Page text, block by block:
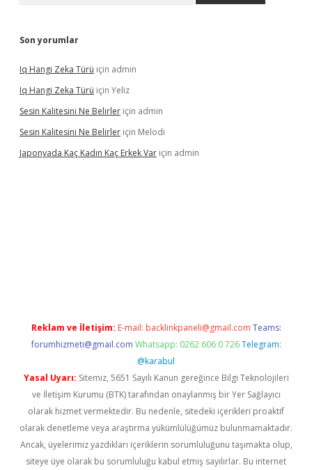
Son yorumlar
Iq Hangi Zeka Türü için admin
Iq Hangi Zeka Türü için Yeliz
Sesin Kalitesini Ne Belirler için admin
Sesin Kalitesini Ne Belirler için Melodi
Japonyada Kaç Kadın Kaç Erkek Var için admin
Reklam ve İletişim: E-mail: backlinkpaneli@gmail.com Teams:
forumhizmeti@gmail.com Whatsapp: 0262 606 0 726 Telegram:
@karabul
Yasal Uyarı: Sitemiz, 5651 Sayılı Kanun gereğince Bilgi Teknolojileri
ve İletişim Kurumu (BTK) tarafından onaylanmış bir Yer Sağlayıcı
olarak hizmet vermektedir. Bu nedenle, sitedeki içerikleri proaktif
olarak denetleme veya araştırma yükümlülüğümüz bulunmamaktadır.
Ancak, üyelerimiz yazdıkları içeriklerin sorumluluğunu taşımakta olup,
siteye üye olarak bu sorumluluğu kabul etmiş sayılırlar. Bu internet